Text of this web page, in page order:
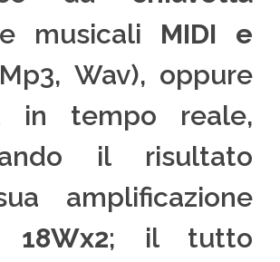
musicali MIDI e
Wav), oppure
in tempo reale,
il risultato
amplificazione
18Wx2; il tutto